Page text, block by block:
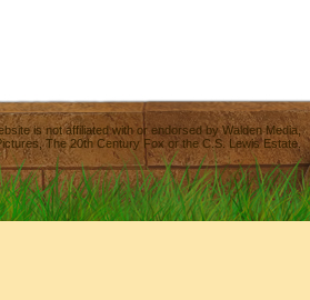
is not affiliated with or endorsed byWalden Media
,The 20th Century Fox or the C.S. Lewis Estate.